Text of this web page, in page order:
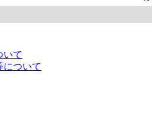
いて
について